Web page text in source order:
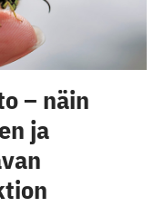
– näin
ja